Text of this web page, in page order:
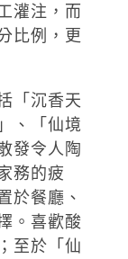
灌注，而
比例，更
「沉香天
、「仙境
發令人陶
務的疲
於餐廳、
。喜歡酸
至於「仙